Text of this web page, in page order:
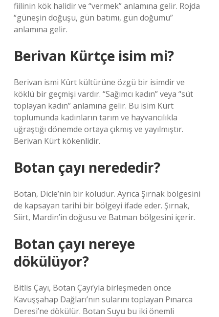
fiilinin kök halidir ve “vermek” anlamına gelir. Rojda
“güneşin doğuşu, gün batımı, gün doğumu”
anlamına gelir.
Berivan Kürtçe isim mi?
Berivan ismi Kürt kültürüne özgü bir isimdir ve
köklü bir geçmişi vardır. “Sağımcı kadın” veya “süt
toplayan kadın” anlamına gelir. Bu isim Kürt
toplumunda kadınların tarım ve hayvancılıkla
uğraştığı dönemde ortaya çıkmış ve yayılmıştır.
Berivan Kürt kökenlidir.
Botan çayı nerededir?
Botan, Dicle’nin bir koludur. Ayrıca Şırnak bölgesini
de kapsayan tarihi bir bölgeyi ifade eder. Şırnak,
Siirt, Mardin’in doğusu ve Batman bölgesini içerir.
Botan çayı nereye
dökülüyor?
Bitlis Çayı, Botan Çayı’yla birleşmeden önce
Kavuşşahap Dağları’nın sularını toplayan Pınarca
Deresi’ne dökülür. Botan Suyu bu iki önemli